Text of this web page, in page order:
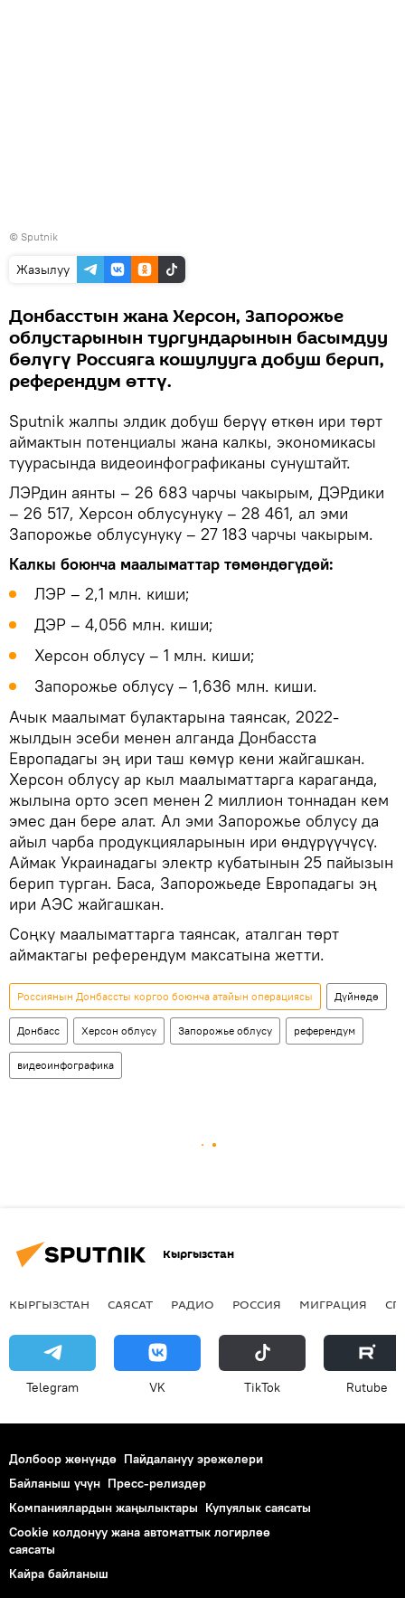
© Sputnik
Жазылуу
Донбасстын жана Херсон, Запорожье
облустарынын тургундарынын басымдуу
бөлүгү Россияга кошулууга добуш берип,
референдум өттү.
Sputnik жалпы элдик добуш берүү өткөн ири төрт
аймактын потенциалы жана калкы, экономикасы
туурасында видеоинфографиканы сунуштайт.
ЛЭРдин аянты – 26 683 чарчы чакырым, ДЭРдики
– 26 517, Херсон облусунуку – 28 461, ал эми
Запорожье облусунуку – 27 183 чарчы чакырым.
Калкы боюнча маалыматтар төмөндөгүдөй:
ЛЭР – 2,1 млн. киши;
ДЭР – 4,056 млн. киши;
Херсон облусу – 1 млн. киши;
Запорожье облусу – 1,636 млн. киши.
Ачык маалымат булактарына таянсак, 2022-
жылдын эсеби менен алганда Донбасста
Европадагы эң ири таш көмүр кени жайгашкан.
Херсон облусу ар кыл маалыматтарга караганда,
жылына орто эсеп менен 2 миллион тоннадан кем
эмес дан бере алат. Ал эми Запорожье облусу да
айыл чарба продукцияларынын ири өндүрүүчүсү.
Аймак Украинадагы электр кубатынын 25 пайызын
берип турган. Баса, Запорожьеде Европадагы эң
ири АЭС жайгашкан.
Соңку маалыматтарга таянсак, аталган төрт
аймактагы референдум максатына жетти.
Россиянын Донбассты коргоо боюнча атайын операциясы Дүйнөдө
Донбасс Херсон облусу Запорожье облусу референдум
видеоинфографика
Кыргызстан
КЫРГЫЗСТАН САЯСАТ РАДИО РОССИЯ МИГРАЦИЯ
Telegram VK ТikТоk Rutube
Долбоор жөнүндө Пайдалануу эрежелери
Байланыш үчүн Пресс-релиздер
Компаниялардын жаңылыктары Купуялык саясаты
Cookie колдонуу жана автоматтык логирлөө
саясаты
Кайра байланыш